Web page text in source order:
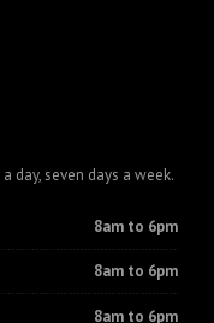
day, seven days a week.
8am to 6pm
8am to 6pm
8am to 6pm